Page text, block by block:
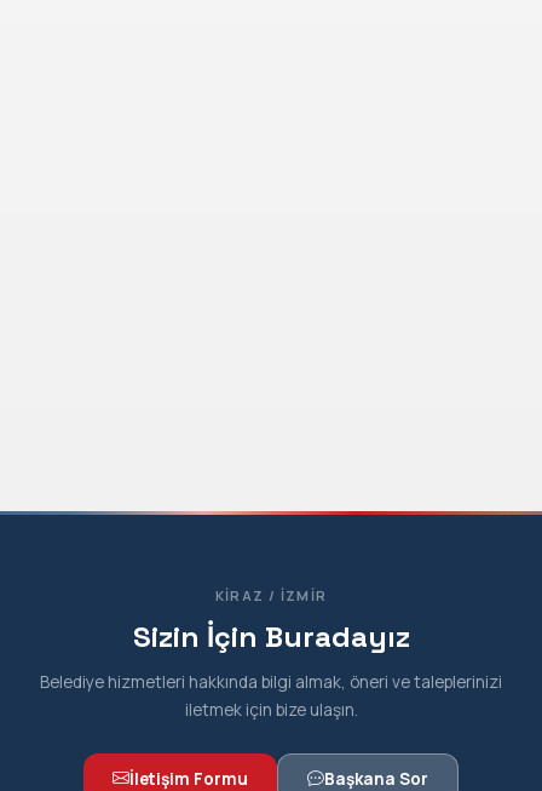
KIRAZ / İZMIR
Sizin İçin Buradayız
Belediye hizmetleri hakkında bilgi almak, öneri ve taleplerinizi
iletmek için bize ulaşın.
İletişim Formu Başkana Sor